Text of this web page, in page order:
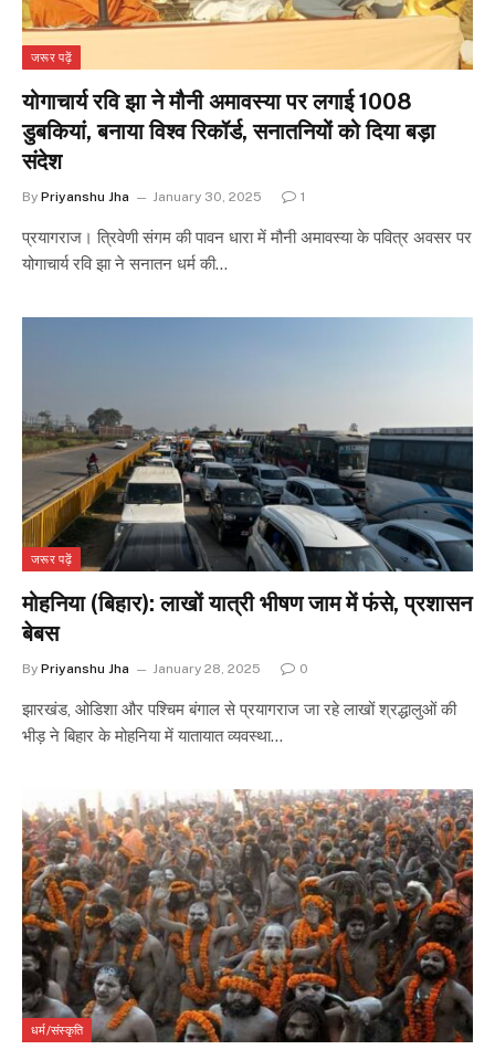
जरूर पढ़ें
योगाचार्य रवि झा ने मौनी अमावस्या पर लगाई 1008
डुबकियां, बनाया विश्व रिकॉर्ड, सनातनियों को दिया बड़ा
संदेश
By Priyanshu Jha January 30, 2025 1
प्रयागराज। त्रिवेणी संगम की पावन धारा में मौनी अमावस्या के पवित्र अवसर पर
योगाचार्य रवि झा ने सनातन धर्म की…
जरूर पढ़ें
मोहनिया (बिहार): लाखों यात्री भीषण जाम में फंसे, प्रशासन
बेबस
By Priyanshu Jha January 28, 2025 0
झारखंड, ओडिशा और पश्चिम बंगाल से प्रयागराज जा रहे लाखों श्रद्धालुओं की
भीड़ ने बिहार के मोहनिया में यातायात व्यवस्था…
धर्म/संस्कृति